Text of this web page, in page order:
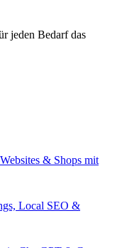
jeden Bedarf das
& Shops mit
Local SEO &